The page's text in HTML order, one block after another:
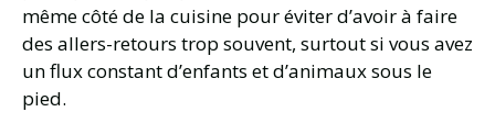
même côté de la cuisine pour éviter d’avoir à faire
des allers-retours trop souvent, surtout si vous avez
un flux constant d’enfants et d’animaux sous le
pied.